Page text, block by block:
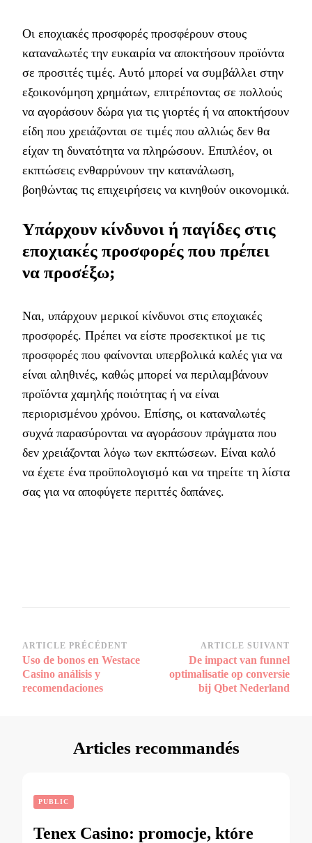
Οι εποχιακές προσφορές προσφέρουν στους
καταναλωτές την ευκαιρία να αποκτήσουν προϊόντα
σε προσιτές τιμές. Αυτό μπορεί να συμβάλλει στην
εξοικονόμηση χρημάτων, επιτρέποντας σε πολλούς
να αγοράσουν δώρα για τις γιορτές ή να αποκτήσουν
είδη που χρειάζονται σε τιμές που αλλιώς δεν θα
είχαν τη δυνατότητα να πληρώσουν. Επιπλέον, οι
εκπτώσεις ενθαρρύνουν την κατανάλωση,
βοηθώντας τις επιχειρήσεις να κινηθούν οικονομικά.
Υπάρχουν κίνδυνοι ή παγίδες στις
εποχιακές προσφορές που πρέπει
να προσέξω;
Ναι, υπάρχουν μερικοί κίνδυνοι στις εποχιακές
προσφορές. Πρέπει να είστε προσεκτικοί με τις
προσφορές που φαίνονται υπερβολικά καλές για να
είναι αληθινές, καθώς μπορεί να περιλαμβάνουν
προϊόντα χαμηλής ποιότητας ή να είναι
περιορισμένου χρόνου. Επίσης, οι καταναλωτές
συχνά παρασύρονται να αγοράσουν πράγματα που
δεν χρειάζονται λόγω των εκπτώσεων. Είναι καλό
να έχετε ένα προϋπολογισμό και να τηρείτε τη λίστα
σας για να αποφύγετε περιττές δαπάνες.
Navigation
d’article
ARTICLE PRÉCÉDENT
Uso de bonos en Westace
Casino análisis y
recomendaciones
ARTICLE SUIVANT
De impact van funnel
optimalisatie op conversie
bij Qbet Nederland
Articles recommandés
PUBLIC
Tenex Casino: promocje, które